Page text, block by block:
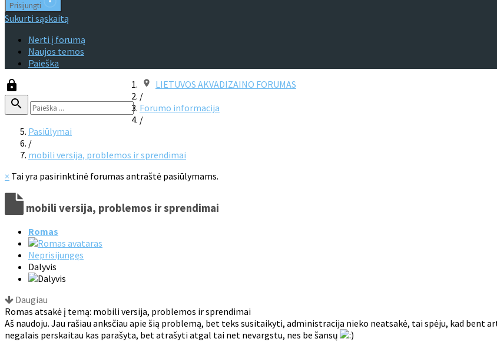
Prisijungti
Sukurti sąskaitą
Nerti į forumą
Naujos temos
Paieška
LIETUVOS AKVADIZAINO FORUMAS
/
Forumo informacija
/
Pasiūlymai
/
mobili versija, problemos ir sprendimai
× Tai yra pasirinktinė forumas antraštė pasiūlymams.
mobili versija, problemos ir sprendimai
Romas
Neprisijungęs
Dalyvis
Daugiau
Romas atsakė į temą: mobili versija, problemos ir sprendimai
Aš naudoju. Jau rašiau anksčiau apie šią problemą, bet teks susitaikyti, administracija nieko neatsakė, tai spėju, kad bent
negalais perskaitau kas parašyta, bet atrašyti atgal tai net nevargstu, nes be šansų